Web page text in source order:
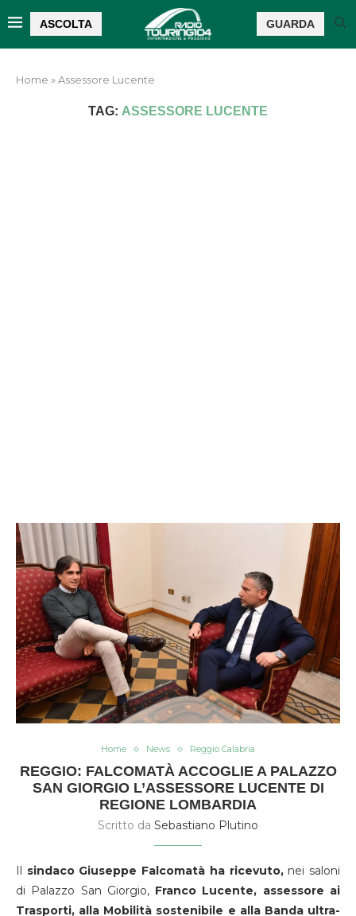
ASCOLTA GUARDA
Home »Assessore Lucente
TAG: ASSESSORE LUCENTE
Home News Reggio Calabria
REGGIO: FALCOMATÀ ACCOGLIE A PALAZZO
SAN GIORGIO L’ASSESSORE LUCENTE DI
REGIONE LOMBARDIA
Scritto da Sebastiano Plutino
Il sindaco Giuseppe Falcomatà ha ricevuto,nei saloni
di Palazzo San Giorgio, Franco Lucente, assessore ai
Trasporti, alla Mobilità sostenibile e alla Banda ultra-